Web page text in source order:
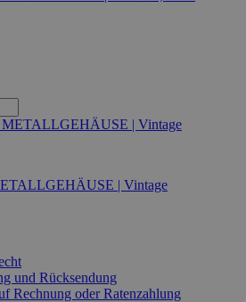
| Vintage
und Rücksendung
Rechnung oder Ratenzahlung